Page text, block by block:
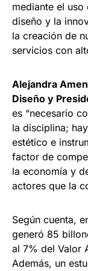
mediante el
diseño y la
la creación de
servicios con
Alejandra
Diseño y
es “necesario
la disciplina;
estético e
factor de
la economía y
actores que la
Según cuenta,
generó 85
al 7% del Valor
Además, un